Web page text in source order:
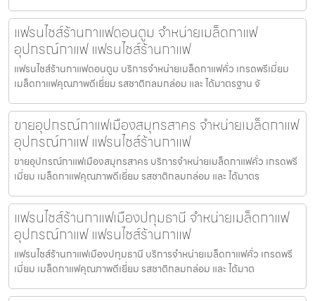
แฟรนไชส์ร้านกาแฟดอนตูม จำหน่ายเมล็ดกาแฟ
อุปกรณ์กาแฟ แฟรนไชส์ร้านกาแฟ
แฟรนไชส์ร้านกาแฟดอนตูม บริการจำหน่ายเมล็ดกาแฟคั่ว เกรดพรีเมี่ยม
เมล็ดกาแฟคุณภาพดีเยี่ยม รสชาติกลมกล่อม และ ได้มาตรฐาน จั
ขายอุปกรณ์กาแฟเมืองสมุทรสาคร จำหน่ายเมล็ดกาแฟ
อุปกรณ์กาแฟ แฟรนไชส์ร้านกาแฟ
ขายอุปกรณ์กาแฟเมืองสมุทรสาคร บริการจำหน่ายเมล็ดกาแฟคั่ว เกรดพรี
เมี่ยม เมล็ดกาแฟคุณภาพดีเยี่ยม รสชาติกลมกล่อม และ ได้มาตร
แฟรนไชส์ร้านกาแฟเมืองปทุมธานี จำหน่ายเมล็ดกาแฟ
อุปกรณ์กาแฟ แฟรนไชส์ร้านกาแฟ
แฟรนไชส์ร้านกาแฟเมืองปทุมธานี บริการจำหน่ายเมล็ดกาแฟคั่ว เกรดพรี
เมี่ยม เมล็ดกาแฟคุณภาพดีเยี่ยม รสชาติกลมกล่อม และ ได้มาต